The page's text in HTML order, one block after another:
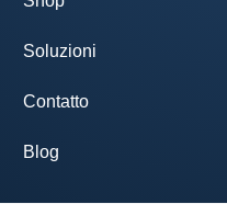
Soluzioni
Contatto
Blog